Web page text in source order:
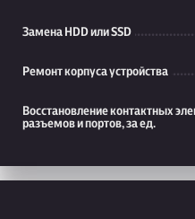
Замена HDD или SSD
Ремонт корпуса устройства
Восстановление контактных
разъемов и портов, за ед.